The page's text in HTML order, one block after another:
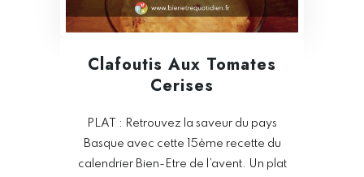
Clafoutis Aux Tomates
Cerises
PLAT : Retrouvez la saveur du pays
Basque avec cette 15ème recette du
calendrier Bien-Etre de l’avent. Un plat